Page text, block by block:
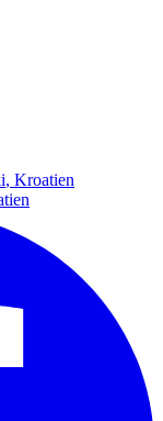
, Kroatien